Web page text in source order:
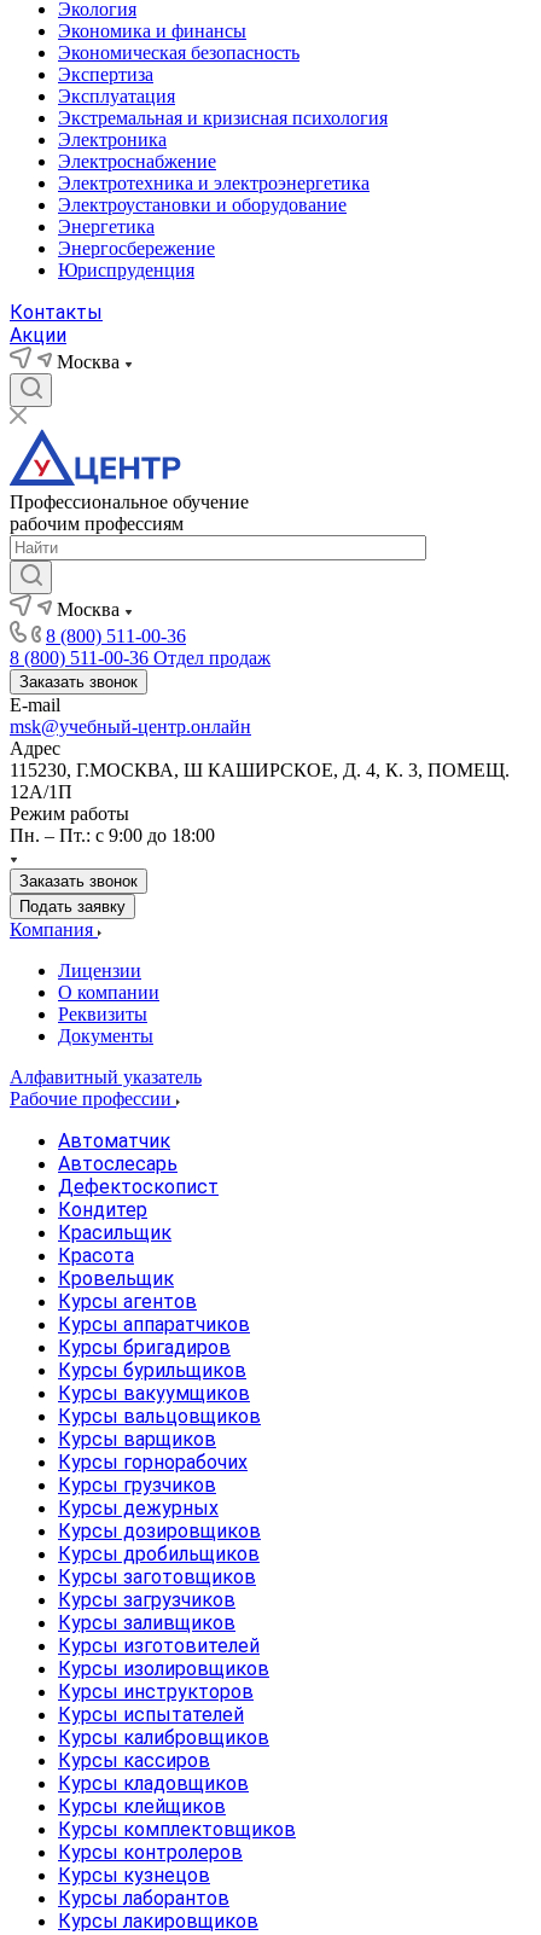
Экология
Экономика и финансы
Экономическая безопасность
Экспертиза
Эксплуатация
Экстремальная и кризисная психология
Электроника
Электроснабжение
Электротехника и электроэнергетика
Электроустановки и оборудование
Энергетика
Энергосбережение
Юриспруденция
Контакты
Акции
Москва
Профессиональное обучение
рабочим профессиям
Москва
8 (800) 511-00-36
8 (800) 511-00-36 Отдел продаж
Заказать звонок
E-mail
msk@учебный-центр.онлайн
Адрес
115230, Г.МОСКВА, Ш КАШИРСКОЕ, Д. 4, К. 3, ПОМЕЩ.
12А/1П
Режим работы
Пн. – Пт.: с 9:00 до 18:00
Заказать звонок
Подать заявку
Компания
Лицензии
О компании
Реквизиты
Документы
Алфавитный указатель
Рабочие профессии
Автоматчик
Автослесарь
Дефектоскопист
Кондитер
Красильщик
Красота
Кровельщик
Курсы агентов
Курсы аппаратчиков
Курсы бригадиров
Курсы бурильщиков
Курсы вакуумщиков
Курсы вальцовщиков
Курсы варщиков
Курсы горнорабочих
Курсы грузчиков
Курсы дежурных
Курсы дозировщиков
Курсы дробильщиков
Курсы заготовщиков
Курсы загрузчиков
Курсы заливщиков
Курсы изготовителей
Курсы изолировщиков
Курсы инструкторов
Курсы испытателей
Курсы калибровщиков
Курсы кассиров
Курсы кладовщиков
Курсы клейщиков
Курсы комплектовщиков
Курсы контролеров
Курсы кузнецов
Курсы лаборантов
Курсы лакировщиков